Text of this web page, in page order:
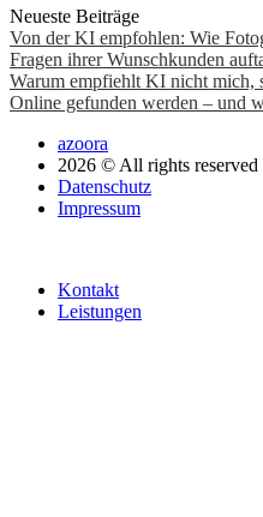
Neueste Beiträge
Von der KI empfohlen: Wie
Fragen ihrer Wunschkunden
Warum empfiehlt KI nicht mich,
Online gefunden werden – und
azoora
2026 © All rights reserved
Datenschutz
Impressum
Kontakt
Leistungen